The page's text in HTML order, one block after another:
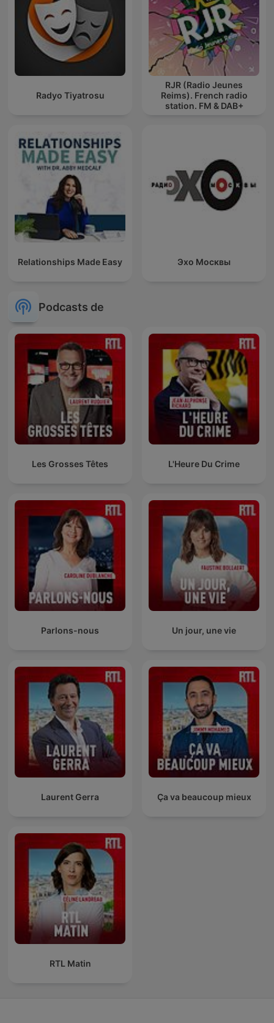
Radyo Tiyatrosu
RJR (Radio Jeunes
Reims). French radio
station. FM & DAB+
Relationships Made Easy Эхо Москвы
Podcasts de
Les Grosses Têtes L'Heure Du Crime
Parlons-nous Un jour, une vie
Laurent Gerra Ça va beaucoup mieux
RTL Matin